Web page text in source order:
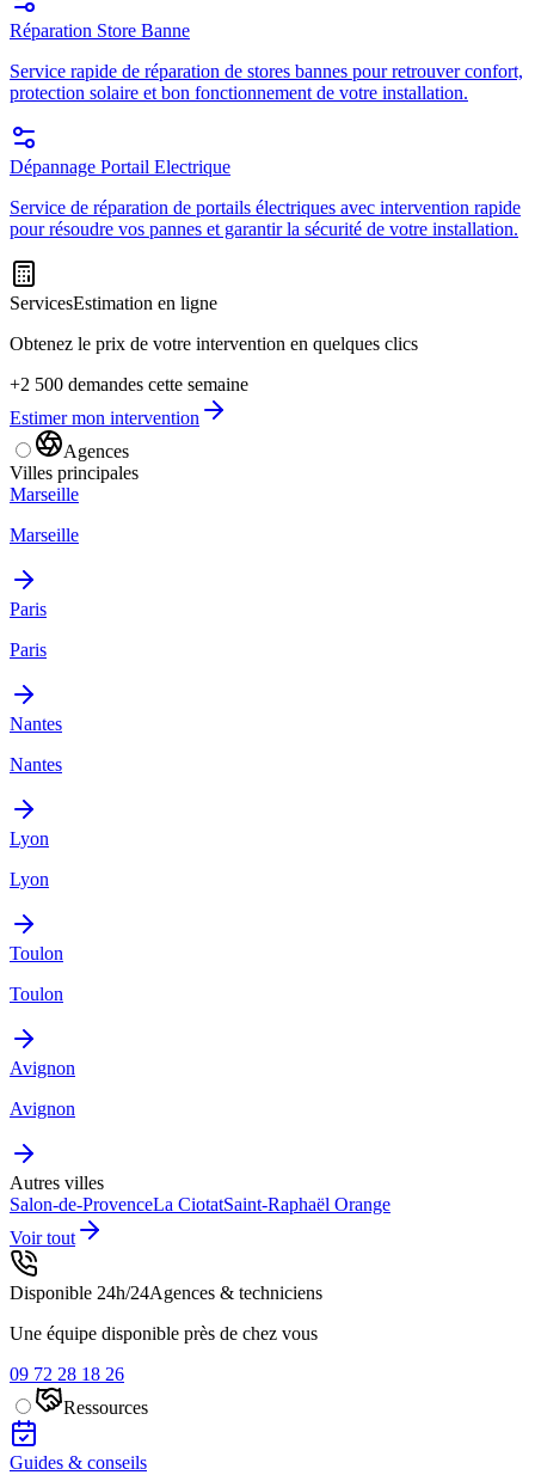
Réparation Store Banne
Service rapide de réparation de stores bannes pour retrouver confort,
protection solaire et bon fonctionnement de votre installation.
Dépannage Portail Electrique
Service de réparation de portails électriques avec intervention rapide
pour résoudre vos pannes et garantir la sécurité de votre installation.
ServicesEstimation en ligne
Obtenez le prix de votre intervention en quelques clics
+2 500 demandes cette semaine
Estimer mon intervention
Agences
Villes principales
Marseille
Marseille
Paris
Paris
Nantes
Nantes
Lyon
Lyon
Toulon
Toulon
Avignon
Avignon
Autres villes
Salon-de-ProvenceLa CiotatSaint-Raphaël Orange
Voir tout
Disponible 24h/24Agences & techniciens
Une équipe disponible près de chez vous
09 72 28 18 26
Ressources
Guides & conseils